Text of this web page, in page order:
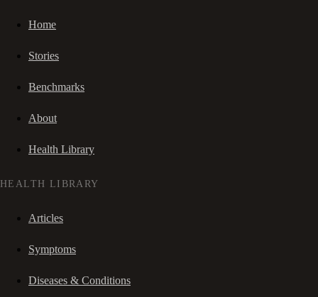
Home
Stories
Benchmarks
About
Health Library
HEALTH LIBRARY
Articles
Symptoms
Diseases & Conditions